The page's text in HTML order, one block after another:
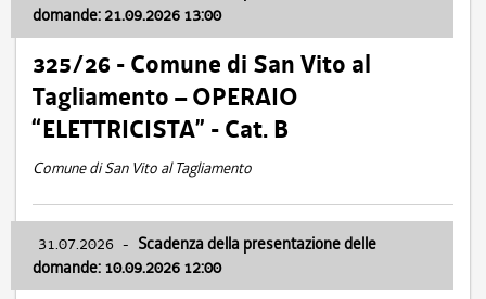
domande: 21.09.2026 13:00
325/26 - Comune di San Vito al
Tagliamento – OPERAIO
“ELETTRICISTA” - Cat. B
Comune di San Vito al Tagliamento
31.07.2026 - Scadenza della presentazione delle
domande: 10.09.2026 12:00